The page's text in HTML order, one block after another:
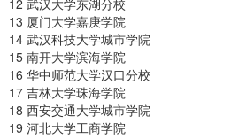
12 武汉大学东湖分校
13 厦门大学嘉庚学院
14 武汉科技大学城市学院
15 南开大学滨海学院
16 华中师范大学汉口分校
17 吉林大学珠海学院
18 西安交通大学城市学院
19 河北大学工商学院